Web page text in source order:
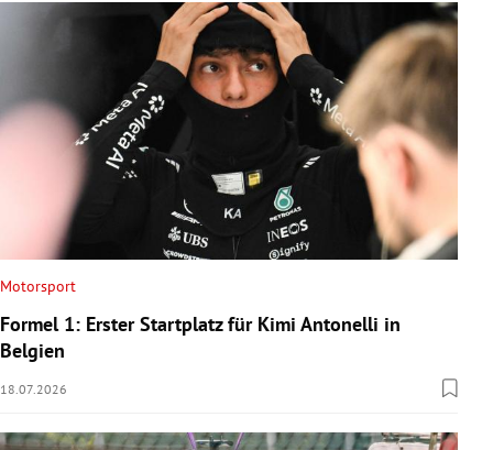
Motorsport
Formel 1: Erster Startplatz für Kimi Antonelli in
Belgien
18.07.2026